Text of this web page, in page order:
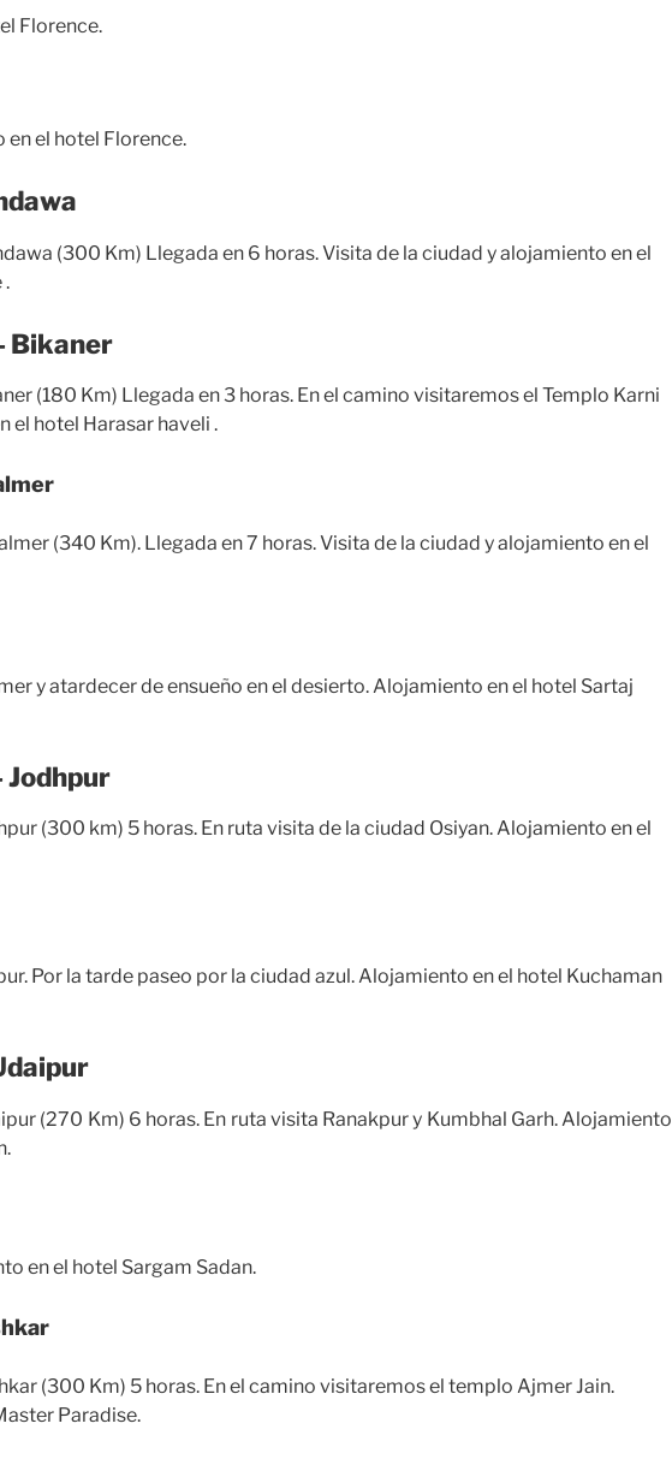
Florence.
en el hotel Florence.
(300 Km) Llegada en 6 horas. Visita de la ciudad y alojamiento en el
.
Bikaner
(180 Km) Llegada en 3 horas. En el camino visitaremos el Templo Karni
el hotel Harasar haveli .
(340 Km). Llegada en 7 horas. Visita de la ciudad y alojamiento en el
y atardecer de ensueño en el desierto. Alojamiento en el hotel Sartaj
Jodhpur
(300 km) 5 horas. En ruta visita de la ciudad Osiyan. Alojamiento en el
Por la tarde paseo por la ciudad azul. Alojamiento en el hotel Kuchaman
(270 Km) 6 horas. En ruta visita Ranakpur y Kumbhal Garh. Alojamiento
en el hotel Sargam Sadan.
(300 Km) 5 horas. En el camino visitaremos el templo Ajmer Jain.
Paradise.